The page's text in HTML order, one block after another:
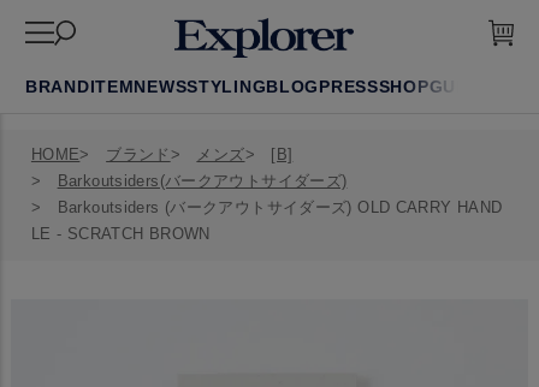
BRANDITEMNEWSSTYLINGBLOGPRESSSHOPGUIDE
HOME ブランド メンズ
[B]
Barkoutsiders(バークアウトサイダーズ)
Barkoutsiders (バークアウトサイダーズ) OLD CARRY HAND
LE - SCRATCH BROWN